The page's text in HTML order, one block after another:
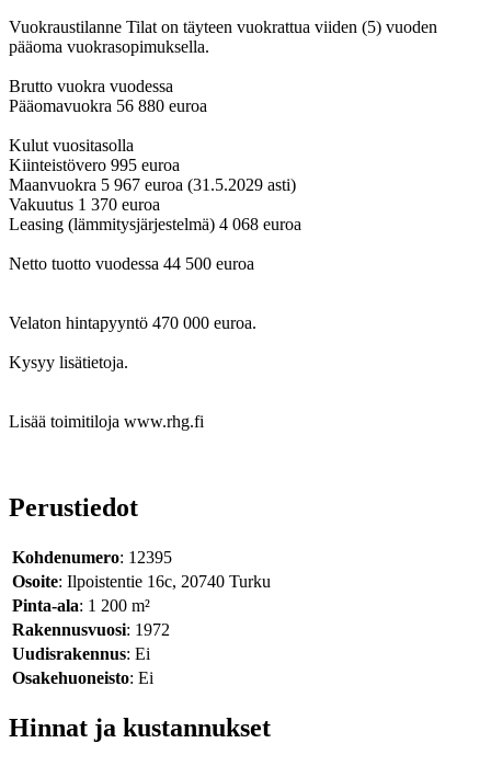
Vuokraustilanne Tilat on täyteen vuokrattua viiden (5) vuoden
pääoma vuokrasopimuksella.
Brutto vuokra vuodessa
Pääomavuokra 56 880 euroa
Kulut vuositasolla
Kiinteistövero 995 euroa
Maanvuokra 5 967 euroa (31.5.2029 asti)
Vakuutus 1 370 euroa
Leasing (lämmitysjärjestelmä) 4 068 euroa
Netto tuotto vuodessa 44 500 euroa
Velaton hintapyyntö 470 000 euroa.
Kysyy lisätietoja.
Lisää toimitiloja www.rhg.fi
Perustiedot
Kohdenumero: 12395
Osoite: Ilpoistentie 16c, 20740 Turku
Pinta-ala: 1 200 m²
Rakennusvuosi: 1972
Uudisrakennus: Ei
Osakehuoneisto: Ei
Hinnat ja kustannukset